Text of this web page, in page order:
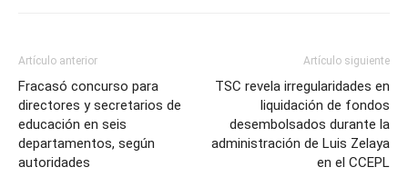
Artículo anterior
Fracasó concurso para
directores y secretarios de
educación en seis
departamentos, según
autoridades
Artículo siguiente
TSC revela irregularidades en
liquidación de fondos
desembolsados durante la
administración de Luis Zelaya
en el CCEPL